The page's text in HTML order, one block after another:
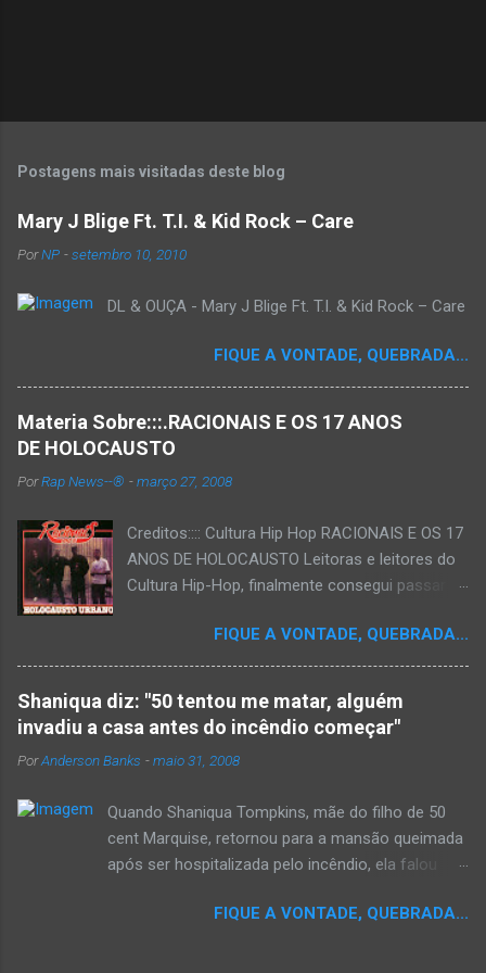
Postagens mais visitadas deste blog
Mary J Blige Ft. T.I. & Kid Rock – Care
PorNP -setembro 10, 2010
DL & OUÇA - Mary J Blige Ft. T.I. & Kid Rock – Care
FIQUE A VONTADE, QUEBRADA...
Materia Sobre:::.RACIONAIS E OS 17 ANOS
DE HOLOCAUSTO
PorRap News--® -março 27, 2008
Creditos:::: Cultura Hip Hop RACIONAIS E OS 17
ANOS DE HOLOCAUSTO Leitoras e leitores do
Cultura Hip-Hop, finalmente consegui passar
que há muito tempo vinha maturando: uma
espécie de "ensaio-tributo" ao disco mais
importante do rap brasileiro, que completará 17
anos agora em 2008. Falo de "Holocausto
Urbano", do grupo paulistano Racionais MC's.
Como de costume, uma pequena digressão. É
que o brasileiro não tem memória. Fala-se
muito por aí que não cultuamos nossos
antepassados nem nossa rica história
cabe a nós, formadores de opinião
FIQUE A VONTADE, QUEBRADA...
Shaniqua diz: "50 tentou me matar, alguém
invadiu a casa antes do incêndio começar"
PorAnderson Banks -maio 31, 2008
Quando Shaniqua Tompkins, mãe do filho de 50
cent Marquise, retornou para a mansão queimada
após ser hospitalizada pelo incêndio, ela falou
argumentações ao jornal. quando um repórter
FIQUE A VONTADE, QUEBRADA...